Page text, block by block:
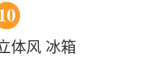
体风 冰箱